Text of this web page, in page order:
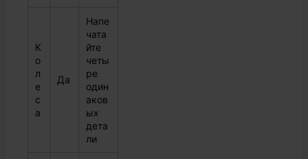
К
о
л
е
с
а
Да
Напе
чата
йте
четы
ре
один
аков
ых
дета
ли